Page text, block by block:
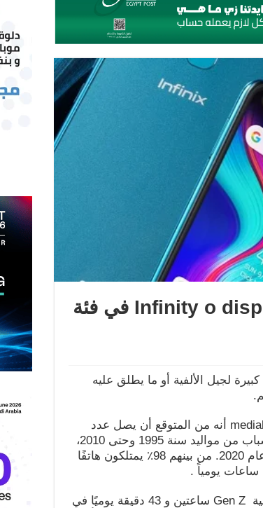
لأول مرة.. انفينكس تطلق Infinity o display في فئة
لجيل الألفية أو ما يطلق عليه
وكشف بحث نشرته مؤسسة التسويق الرقمي mediakiX أنه من المتوقع أن يصل عدد
شباب جيل الألفية وهو اللقب الذي يطلق على الشباب من مواليد سنة 1995 وحتى 2010،
إلى 2.56 مليار شخص على مستوى العالم بحلول عام 2020. من بينهم 98٪ يمتلكون هاتفًا
ووفقًا لبيانات GlobalWebIndex ، يقضي جيل الألفية Gen Z ساعتين و 43 دقيقة يوميًا في